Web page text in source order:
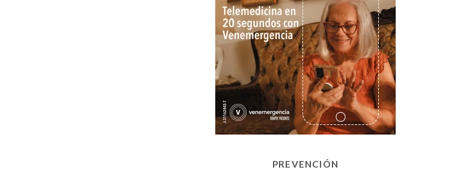
PREVENCIÓN